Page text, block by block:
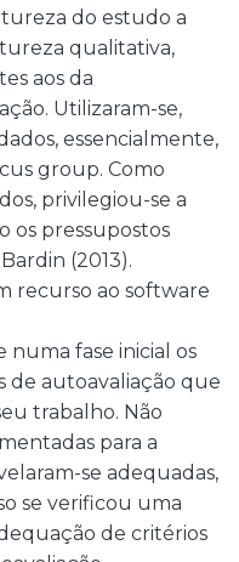
do estudo a
qualitativa,
aos da
Utilizaram-se,
essencialmente,
group. Como
privilegiou-se a
os pressupostos
(2013).
recurso ao software
numa fase inicial os
de autoavaliação que
trabalho. Não
para a
se adequadas,
se verificou uma
de critérios